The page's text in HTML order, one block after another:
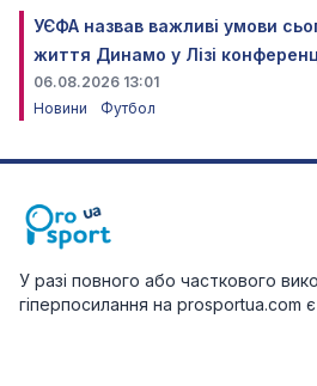
УЄФА назвав важливі умови
життя Динамо у Лізі
06.08.2026 13:01
Новини
Футбол
У разі повного або часткового
гіперпосилання на prosportua.com